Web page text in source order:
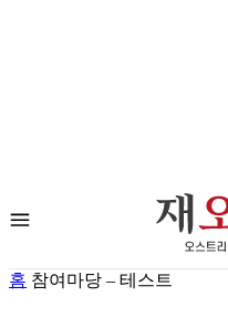
홈 참여마당 – 테스트